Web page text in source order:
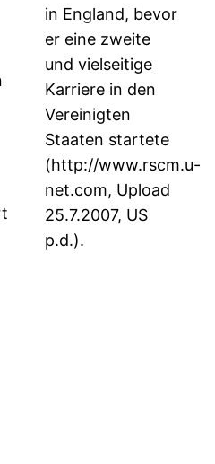
in England, bevor
er eine zweite
und vielseitige
Karriere in den
Vereinigten
Staaten startete
(http://www.rscm.u-
net.com, Upload
25.7.2007, US
p.d.).